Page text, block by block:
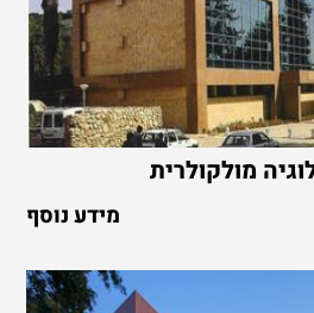
מולקולרית
מידע נוסף